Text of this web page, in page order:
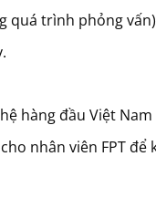
quá trình phỏng
hàng đầu Việt
nhân viên FPT